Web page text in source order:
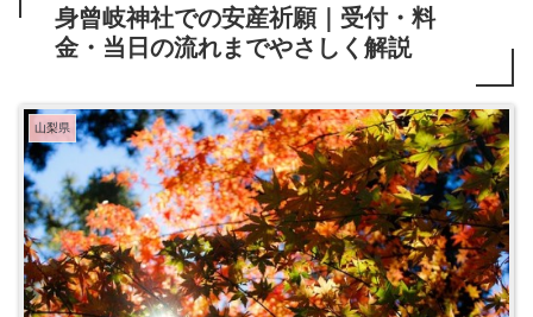
身曾岐神社での安産祈願｜受付・料
金・当日の流れまでやさしく解説
山梨県